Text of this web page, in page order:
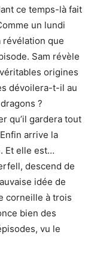
ce temps-là fait
un lundi
révélation que
Sam révèle
origines
dévoilera-t-il au
?
qu’il gardera tout
arrive la
Et elle est…
descend de
idée de
corneille à trois
bien des
vu le